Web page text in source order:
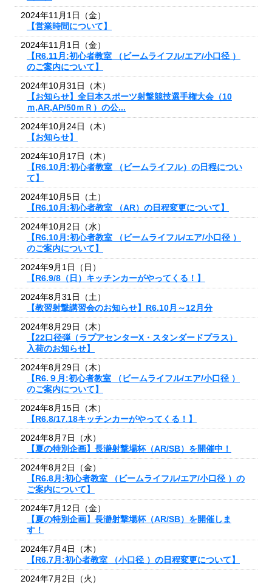
2024年11月1日（金）
【営業時間について】
2024年11月1日（金）
【R6.11月:初心者教室 （ビームライフル/エア/小口径 ）
のご案内について】
2024年10月31日（木）
【お知らせ】全日本スポーツ射撃競技選手権大会（10
ｍ,AR,AP/50ｍＲ）の公...
2024年10月24日（木）
【お知らせ】
2024年10月17日（木）
【R6.10月:初心者教室 （ビームライフル）の日程につい
て】
2024年10月5日（土）
【R6.10月:初心者教室 （AR）の日程変更について】
2024年10月2日（水）
【R6.10月:初心者教室 （ビームライフル/エア/小口径 ）
のご案内について】
2024年9月1日（日）
【R6.9/8（日）キッチンカーがやってくる！】
2024年8月31日（土）
【教習射撃講習会のお知らせ】R6.10月～12月分
2024年8月29日（木）
【22口径弾（ラプアセンターX・スタンダードプラス）
入荷のお知らせ】
2024年8月29日（木）
【R6.９月:初心者教室 （ビームライフル/エア/小口径 ）
のご案内について】
2024年8月15日（木）
【R6.8/17.18キッチンカーがやってくる！】
2024年8月7日（水）
【夏の特別企画】長瀞射撃場杯（AR/SB）を開催中！
2024年8月2日（金）
【R6.8月:初心者教室 （ビームライフル/エア/小口径 ）の
ご案内について】
2024年7月12日（金）
【夏の特別企画】長瀞射撃場杯（AR/SB）を開催しま
す！
2024年7月4日（木）
【R6.7月:初心者教室 （小口径 ）の日程変更について】
2024年7月2日（火）